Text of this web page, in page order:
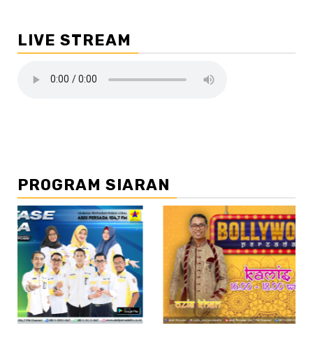
LIVE STREAM
PROGRAM SIARAN
//2